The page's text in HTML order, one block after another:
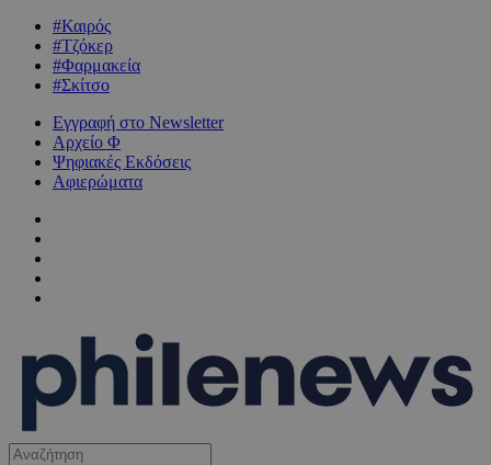
#Καιρός
#Τζόκερ
#Φαρμακεία
#Σκίτσο
Εγγραφή στο Newsletter
Αρχείο Φ
Ψηφιακές Εκδόσεις
Αφιερώματα